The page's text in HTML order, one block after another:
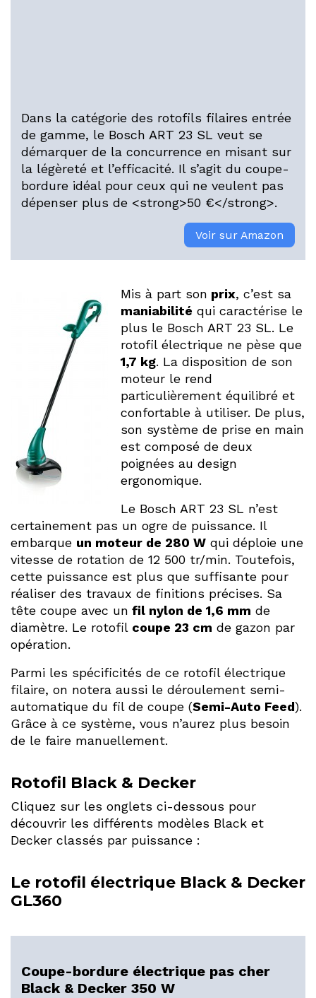
Dans la catégorie des rotofils filaires entrée
de gamme, le Bosch ART 23 SL veut se
démarquer de la concurrence en misant sur
la légèreté et l’efficacité. Il s’agit du coupe-
bordure idéal pour ceux qui ne veulent pas
dépenser plus de <strong>50 €</strong>.
Voir sur Amazon
Mis à part son prix, c’est sa
maniabilité qui caractérise le
plus le Bosch ART 23 SL. Le
rotofil électrique ne pèse que
1,7 kg. La disposition de son
moteur le rend
particulièrement équilibré et
confortable à utiliser. De plus,
son système de prise en main
est composé de deux
poignées au design
ergonomique.
Le Bosch ART 23 SL n’est
certainement pas un ogre de puissance. Il
embarque un moteur de 280 W qui déploie une
vitesse de rotation de 12 500 tr/min. Toutefois,
cette puissance est plus que suffisante pour
réaliser des travaux de finitions précises. Sa
tête coupe avec un fil nylon de 1,6 mm de
diamètre. Le rotofil coupe 23 cm de gazon par
opération.
Parmi les spécificités de ce rotofil électrique
filaire, on notera aussi le déroulement semi-
automatique du fil de coupe (Semi-Auto Feed).
Grâce à ce système, vous n’aurez plus besoin
de le faire manuellement.
Rotofil Black & Decker
Cliquez sur les onglets ci-dessous pour
découvrir les différents modèles Black et
Decker classés par puissance :
Le rotofil électrique Black & Decker
GL360
Coupe-bordure électrique pas cher
Black & Decker 350 W